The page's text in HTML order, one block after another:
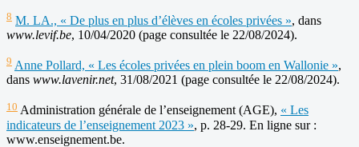
8 M. LA., « De plus en plus d’élèves en écoles privées », dans
www.levif.be, 10/04/2020 (page consultée le 22/08/2024).
9 Anne Pollard, « Les écoles privées en plein boom en Wallonie »,
dans www.lavenir.net, 31/08/2021 (page consultée le 22/08/2024).
10 Administration générale de l’enseignement (AGE), « Les
indicateurs de l’enseignement 2023 », p. 28-29. En ligne sur :
www.enseignement.be.